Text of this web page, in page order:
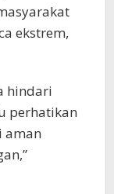
ekstrem,
hindari
perhatikan
aman